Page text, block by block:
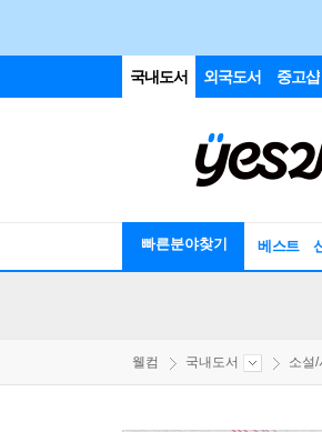
국내도서 외국도서 중고샵
빠른분야찾기 베스트
웰컴 국내도서 소설/